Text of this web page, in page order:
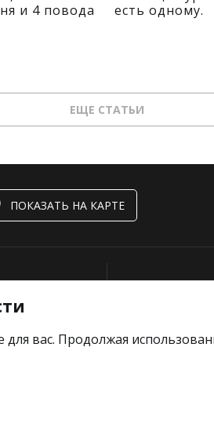
и 4 повода
есть одному.
ЕЩЕ СТАТЬИ
ПОКАЗАТЬ НА КАРТЕ
вас. Продолжая